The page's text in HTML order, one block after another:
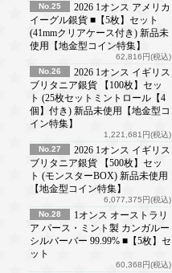
No.25
2026 1オンス アメリカ
イーグル銀貨 ■【5枚】セット
(41mmクリアケース付き) 新品未
使用【地金型コイン特集】
62,816円(税込)
No.26
2026 1オンス イギリス
ブリタニア銀貨 【100枚】セッ
ト (25枚セットミントロール【4
個】付き) 新品未使用【地金型コ
イン特集】
1,221,681円(税込)
No.27
2026 1オンス イギリス
ブリタニア銀貨 【500枚】セッ
ト (モンスターBOX) 新品未使用
【地金型コイン特集】
6,077,375円(税込)
No.28
1オンス オーストラリ
ア パース・ミント製 カンガルー
シルバーバー 99.99% ■【5枚】セ
ット
60,368円(税込)